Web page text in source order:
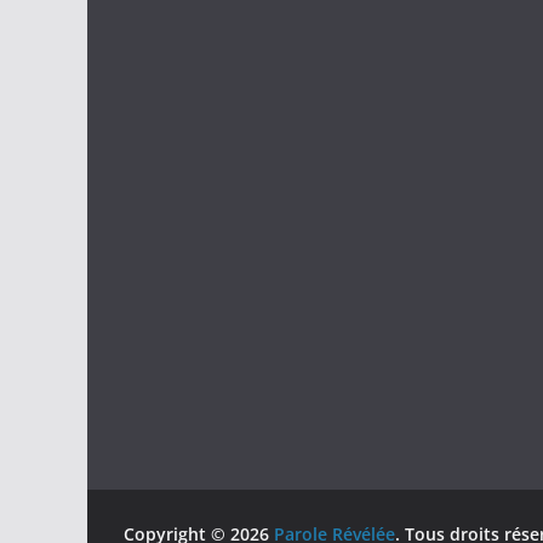
Copyright © 2026 Parole Révélée. Tous droits